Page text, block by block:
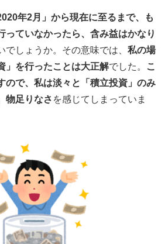
年2月」から現在に至るまで、も
っていなかったら、含み益はかなり
でしょうか。その意味では、 私の場
」を行ったことは大正解でした。
こ
ので、私は淡々と「積立投資」のみ
物足りなさ を感じてしまっていま